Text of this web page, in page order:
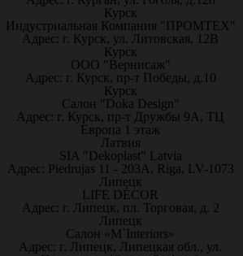
Курск
Индустриальная Компания "ПРОМТЕХ"
Адрес: г. Курск, ул. Литовская, 12В
Курск
ООО "Вернисаж"
Адрес: г. Курск, пр-т Победы, д.10
Курск
Салон "Doka Design"
Адрес: г. Курск, пр-т Дружбы 9А, ТЦ
Европа 1 этаж
Латвия
SIA "Dekoplast" Latvia
Адрес: Piedrujas 11 - 203A, Riga, LV-1073
Липецк
LIFE DÉCOR
Адрес: г. Липецк, пл. Торговая, д. 2
Липецк
Салон «M`Interiors»
Адрес: г. Липецк, Липецкая обл., ул.